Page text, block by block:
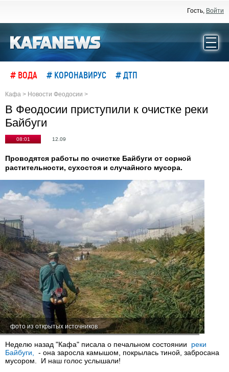
Гость, Войти
# ВОДА # КОРОНАВИРУС # ДТП
Кафа > Новости Феодосии >
В Феодосии приступили к очистке реки
Байбуги
08:01 12.09
Проводятся работы по очистке Байбуги от сорной
растительности, сухостоя и случайного мусора.
фото из открытых источников
Неделю назад "Кафа" писала о печальном состоянии
реки
Байбуги,
- она заросла камышом, покрылась тиной, забросана
мусором. И наш голос услышали!